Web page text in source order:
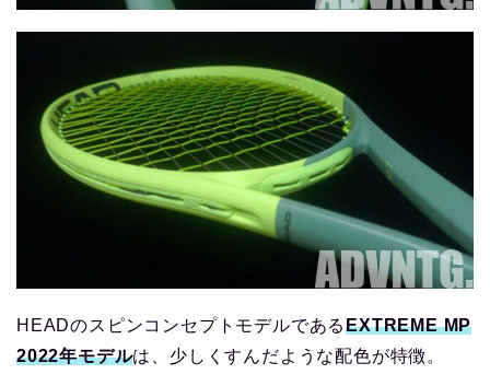
HEADのスピンコンセプトモデルであるEXTREME MP
2022年モデルは、少しくすんだような配色が特徴。